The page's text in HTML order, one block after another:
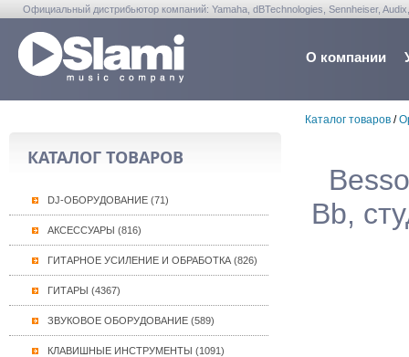
Официальный дистрибьютор компаний: Yamaha, dBTechnologies, Sennheiser,
О компании
КАТАЛОГ ТОВАРОВ
DJ-ОБОРУДОВАНИЕ (71)
АКСЕССУАРЫ (816)
ГИТАРНОЕ УСИЛЕНИЕ И ОБРАБОТКА (826)
ГИТАРЫ (4367)
ЗВУКОВОЕ ОБОРУДОВАНИЕ (589)
КЛАВИШНЫЕ ИНСТРУМЕНТЫ (1091)
Каталог товаров/
Bb,